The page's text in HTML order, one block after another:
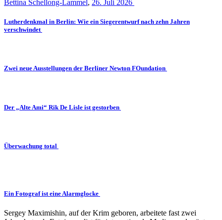
Bettina Schellong-Lammel, 26. Juli 2026
Lutherdenkmal in Berlin: Wie ein Siegerentwurf nach zehn Jahren
verschwindet
Zwei neue Ausstellungen der Berliner Newton FOundation
Der „Alte Ami“ Rik De Lisle ist gestorben
Überwachung total
Ein Fotograf ist eine Alarmglocke
Sergey Maximishin, auf der Krim geboren, arbeitete fast zwei